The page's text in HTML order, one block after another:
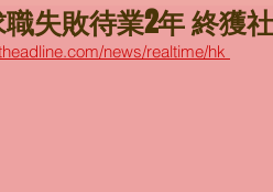
失敗待業2年 終獲
news/realtime/hk